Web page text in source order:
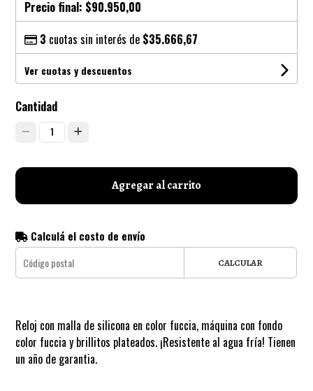
Precio final: $90.950,00
3 cuotas sin interés de $35.666,67
Ver cuotas y descuentos
Cantidad
1
Agregar al carrito
Calculá el costo de envío
CALCULAR
Reloj con malla de silicona en color fuccia, máquina con fondo
color fuccia y brillitos plateados. ¡Resistente al agua fría! Tienen
un año de garantia.